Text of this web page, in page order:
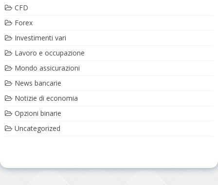
CFD
Forex
Investimenti vari
Lavoro e occupazione
Mondo assicurazioni
News bancarie
Notizie di economia
Opzioni binarie
Uncategorized